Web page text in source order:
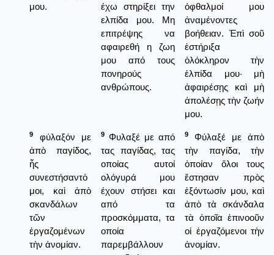
μου.
έχω στηρίξει την
ελπίδα μου. Μη
επιτρέψης να
αφαιρεθή η ζωη
μου από τους
πονηρούς
ανθρώπους.
ὀφθαλμοί μου
ἀναμένοντες
βοήθειαν. Ἐπὶ σοῦ
ἐστήριξα
ὁλόκληρον τὴν
ἐλπίδα μου· μὴ
ἀφαιρέσῃς καὶ μὴ
ἀπολέσῃς τὴν ζωήν
μου.
9
φύλαξόν με
ἀπὸ παγίδος,
ἧς
συνεστήσαντό
μοι, καὶ ἀπὸ
σκανδάλων
τῶν
ἐργαζομένων
τὴν ἀνομίαν.
9 Φυλαξέ με από
τας παγίδας, τας
οποίας αυτοί
ολόγυρά μου
έχουν στήσει και
από τα
προσκόμματα, τα
οποία
παρεμβάλλουν
9
Φύλαξέ με ἀπὸ
τὴν παγίδα, τὴν
ὁποίαν ὅλοι τους
ἔστησαν πρὸς
ἐξόντωσίν μου, καὶ
ἀπὸ τὰ σκάνδαλα
τὰ ὁποῖα ἐπινοοῦν
οἱ ἐργαζόμενοι τὴν
ἀνομίαν.